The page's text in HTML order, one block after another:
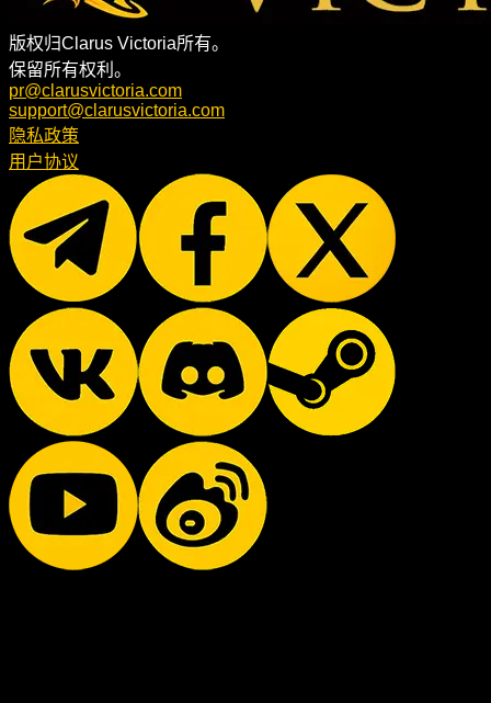
版权归Clarus Victoria所有。
保留所有权利。
pr@clarusvictoria.com
support@clarusvictoria.com
隐私政策
用户协议